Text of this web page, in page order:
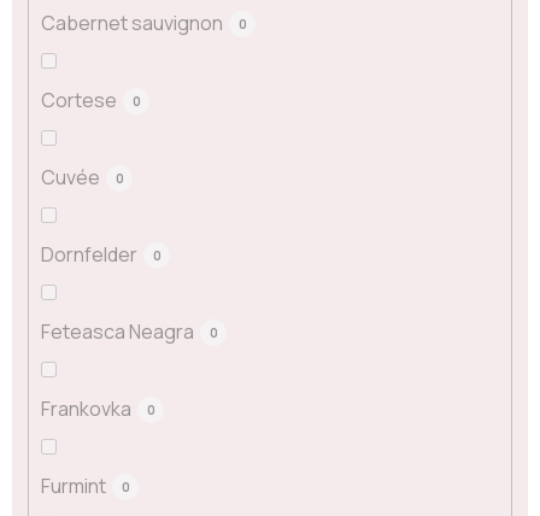
Cabernet sauvignon 0
Cortese 0
Cuvée 0
Dornfelder 0
Feteasca Neagra 0
Frankovka 0
Furmint 0